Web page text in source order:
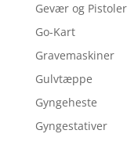
Gevær og Pistoler
Go-Kart
Gravemaskiner
Gulvtæppe
Gyngeheste
Gyngestativer